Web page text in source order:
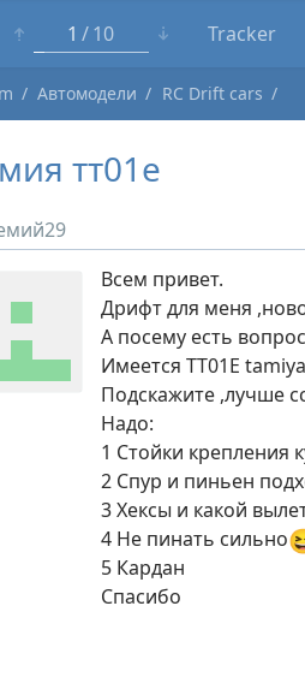
1 10 Tracker
Автомодели RC Drift cars
тт01е
Всем привет.
Дрифт для меня
А посему есть
Имеется ТТ01Е
Подскажите ,лучше
Надо:
1 Стойки крепления
2 Спур и пиньен
3 Хексы и какой
4 Не пинать сильно
5 Кардан
Спасибо